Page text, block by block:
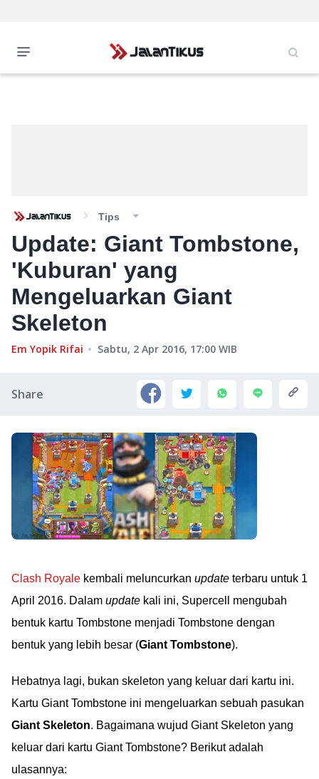
Tips
Update: Giant Tombstone,
'Kuburan' yang
Mengeluarkan Giant
Skeleton
Em Yopik Rifai Sabtu, 2 Apr 2016, 17:00 WIB
Share
Clash Royale kembali meluncurkan update terbaru untuk 1
April 2016. Dalam update kali ini, Supercell mengubah
bentuk kartu Tombstone menjadi Tombstone dengan
bentuk yang lebih besar (Giant Tombstone).
Hebatnya lagi, bukan skeleton yang keluar dari kartu ini.
Kartu Giant Tombstone ini mengeluarkan sebuah pasukan
Giant Skeleton. Bagaimana wujud Giant Skeleton yang
keluar dari kartu Giant Tombstone? Berikut adalah
ulasannya: